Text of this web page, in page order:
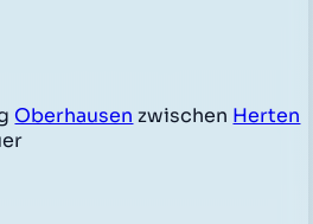
Oberhausen zwischen Herten